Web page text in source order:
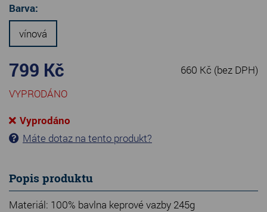
Barva:
vínová
799 Kč 660 Kč (bez DPH)
VYPRODÁNO
Vyprodáno
Máte dotaz na tento produkt?
Popis produktu
Materiál: 100% bavlna keprové vazby 245g